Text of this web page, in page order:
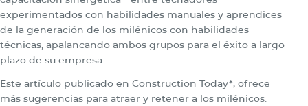
experimentados con habilidades manuales y aprendices
de la generación de los milénicos con habilidades
técnicas, apalancando ambos grupos para el éxito a largo
plazo de su empresa.
Este artículo publicado en Construction Today*, ofrece
más sugerencias para atraer y retener a los milénicos.